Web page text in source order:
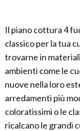
Il piano cottura 4
classico per la tua
trovarne in
ambienti come le
nuove nella loro
arredamenti più
coloratissimi o le
ricalcano le grandi